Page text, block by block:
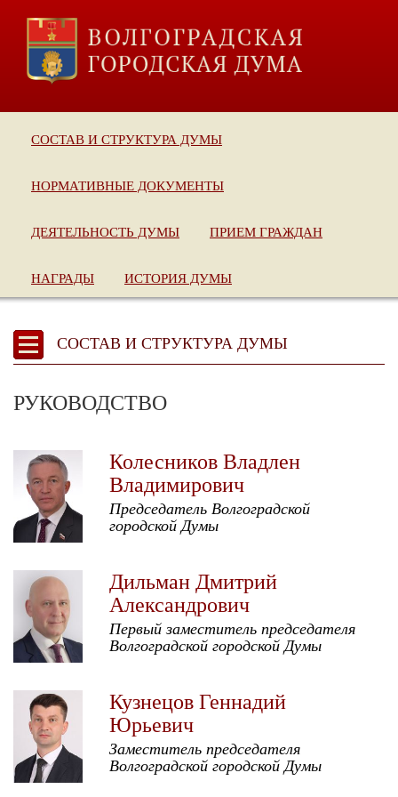
СОСТАВ И СТРУКТУРА ДУМЫ
НОРМАТИВНЫЕ ДОКУМЕНТЫ
ДЕЯТЕЛЬНОСТЬ ДУМЫ ПРИЕМ ГРАЖДАН
НАГРАДЫ ИСТОРИЯ ДУМЫ
СОСТАВ И СТРУКТУРА ДУМЫ
РУКОВОДСТВО
Колесников Владлен
Владимирович
Председатель Волгоградской
городской Думы
Дильман Дмитрий
Александрович
Первый заместитель председателя
Волгоградской городской Думы
Кузнецов Геннадий
Юрьевич
Заместитель председателя
Волгоградской городской Думы